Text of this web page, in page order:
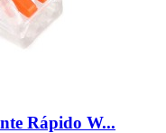
Rápido W...